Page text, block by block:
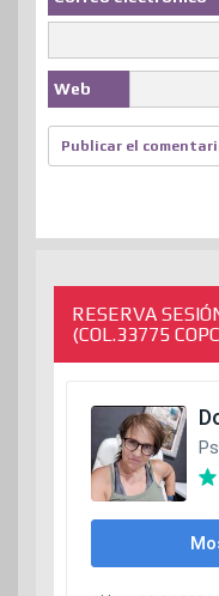
Web
RESERVA
(COL.33775